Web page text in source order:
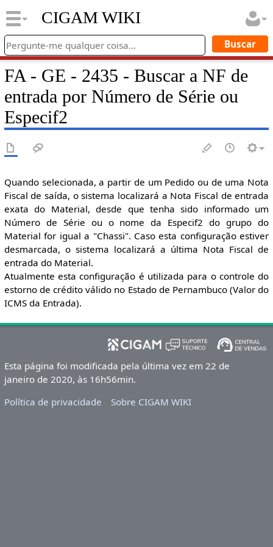
CIGAM WIKI
FA - GE - 2435 - Buscar a NF de
entrada por Número de Série ou
Especif2
Quando selecionada, a partir de um Pedido ou de uma Nota
Fiscal de saída, o sistema localizará a Nota Fiscal de entrada
exata do Material, desde que tenha sido informado um
Número de Série ou o nome da Especif2 do grupo do
Material for igual a "Chassi". Caso esta configuração estiver
desmarcada, o sistema localizará a última Nota Fiscal de
entrada do Material.
Atualmente esta configuração é utilizada para o controle do
estorno de crédito válido no Estado de Pernambuco (Valor do
ICMS da Entrada).
Esta página foi modificada pela última vez em 22 de
janeiro de 2020, às 16h56min.
Política de privacidade
Sobre CIGAM WIKI